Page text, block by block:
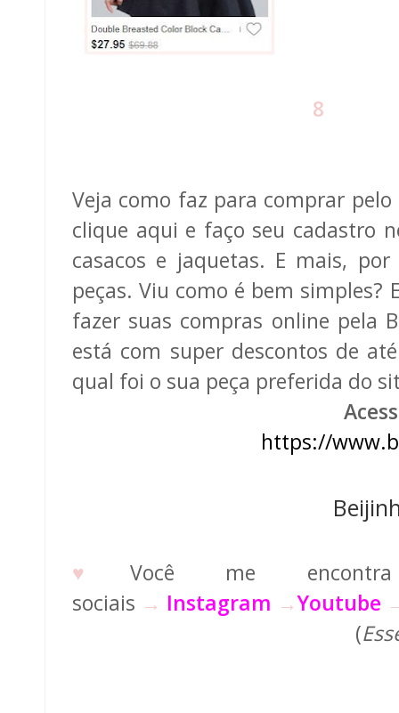
8
Veja como faz para comprar
clique aqui e faço seu cadastro
casacos e jaquetas. E mais,
peças. Viu como é bem simples?
fazer suas compras online pela
está com super descontos de
qual foi o sua peça preferida do
https://
♥Você me
sociais → Instagram →Youtube
(